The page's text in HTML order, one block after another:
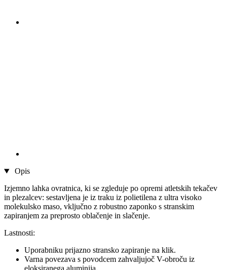
Opis
Izjemno lahka ovratnica, ki se zgleduje po opremi atletskih tekačev
in plezalcev: sestavljena je iz traku iz polietilena z ultra visoko
molekulsko maso, vključno z robustno zaponko s stranskim
zapiranjem za preprosto oblačenje in slačenje.
Lastnosti:
Uporabniku prijazno stransko zapiranje na klik.
Varna povezava s povodcem zahvaljujoč V-obroču iz